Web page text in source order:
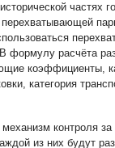
частях
формулу расчёта
коэффициенты,
категория
контроля
из них будут